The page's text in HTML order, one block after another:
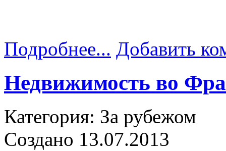
Подробнее... Добавить
Недвижимость во
Категория: За рубежом
Создано 13.07.2013